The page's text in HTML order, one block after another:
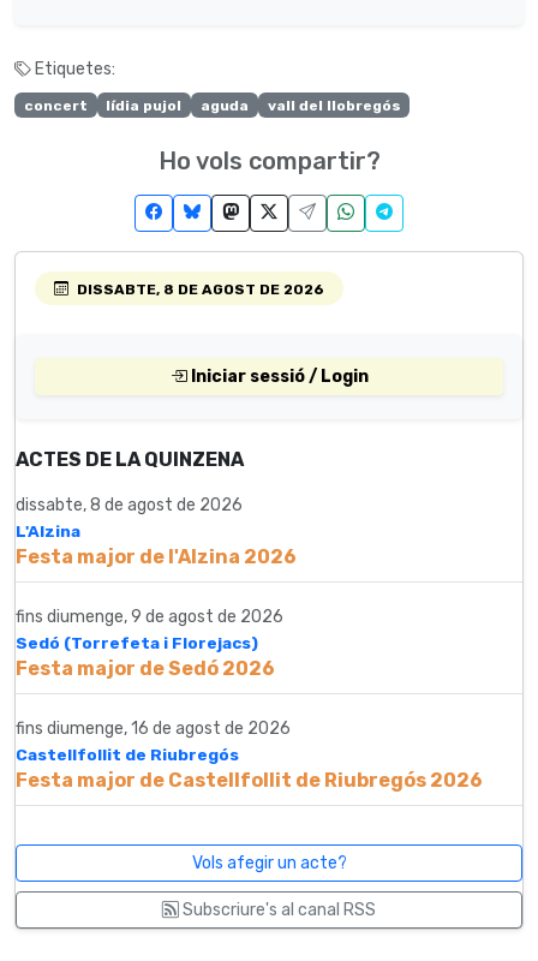
Etiquetes:
concert lídia pujol aguda vall del llobregós
Ho vols compartir?
DISSABTE, 8 DE AGOST DE 2026
Iniciar sessió / Login
ACTES DE LA QUINZENA
dissabte, 8 de agost de 2026
L'Alzina
Festa major de l'Alzina 2026
fins diumenge, 9 de agost de 2026
Sedó (Torrefeta i Florejacs)
Festa major de Sedó 2026
fins diumenge, 16 de agost de 2026
Castellfollit de Riubregós
Festa major de Castellfollit de Riubregós 2026
Vols afegir un acte?
Subscriure's al canal RSS